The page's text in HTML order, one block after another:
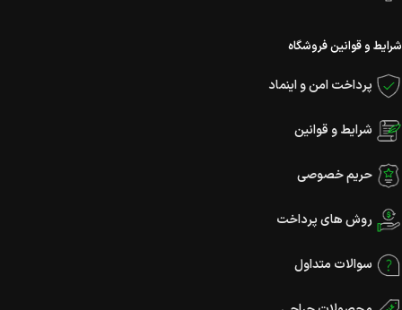
شرایط و قوانین فروشگاه
پرداخت امن و اینماد
شرایط و قوانین
حریم خصوصی
روش های پرداخت
سوالات متداول